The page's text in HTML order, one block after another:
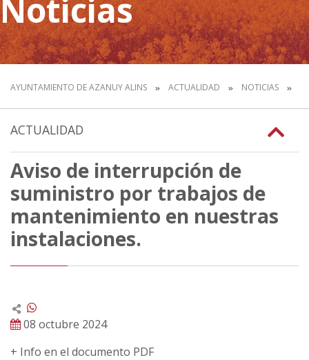
Noticias
AYUNTAMIENTO DE AZANUY ALINS ACTUALIDAD NOTICIAS
ACTUALIDAD
Aviso de interrupción de
suministro por trabajos de
mantenimiento en nuestras
instalaciones.
08 octubre 2024
+ Info en el documento PDF